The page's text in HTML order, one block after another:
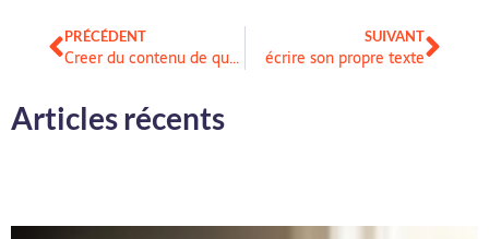
PRÉCÉDENT
Creer du contenu de qualite pour pour sensibiliser sur le handicap et vendre son service
SUIVANT
écrire son propre texte
Articles récents